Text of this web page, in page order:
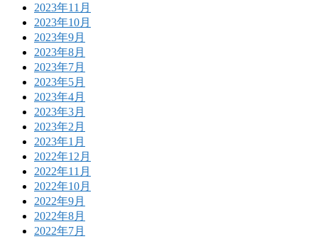
2023年11月
2023年10月
2023年9月
2023年8月
2023年7月
2023年5月
2023年4月
2023年3月
2023年2月
2023年1月
2022年12月
2022年11月
2022年10月
2022年9月
2022年8月
2022年7月